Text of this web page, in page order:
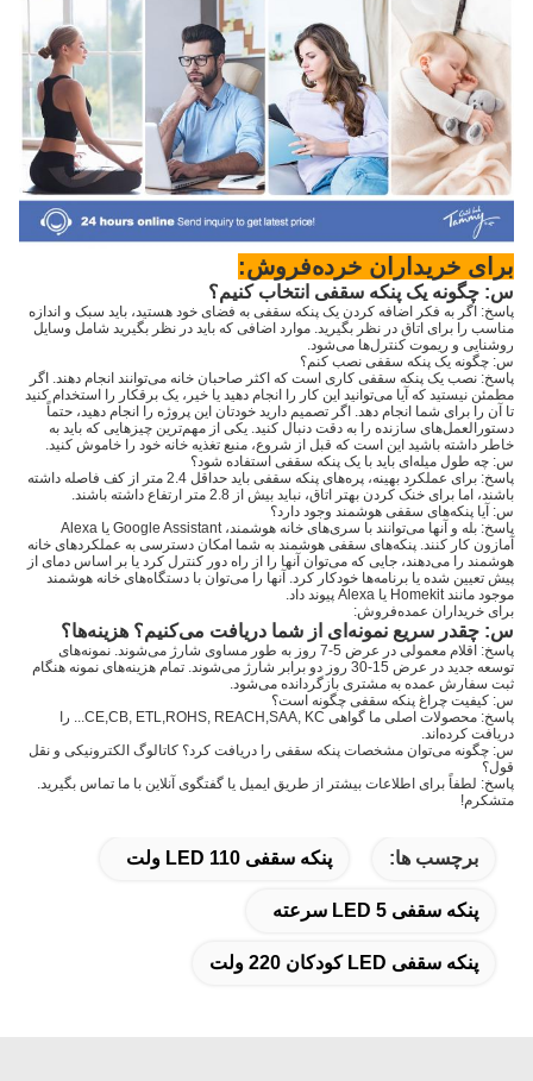
برای خریداران خرده‌فروش:
س: چگونه یک پنکه سقفی انتخاب کنیم؟
پاسخ: اگر به فکر اضافه کردن یک پنکه سقفی به فضای خود هستید، باید سبک و اندازه
مناسب را برای اتاق در نظر بگیرید. موارد اضافی که باید در نظر بگیرید شامل وسایل
روشنایی و ریموت کنترل‌ها می‌شود.
س: چگونه یک پنکه سقفی نصب کنم؟
پاسخ: نصب یک پنکه سقفی کاری است که اکثر صاحبان خانه می‌توانند انجام دهند. اگر
مطمئن نیستید که آیا می‌توانید این کار را انجام دهید یا خیر، یک برقکار را استخدام کنید
تا آن را برای شما انجام دهد. اگر تصمیم دارید خودتان این پروژه را انجام دهید، حتماً
دستورالعمل‌های سازنده را به دقت دنبال کنید. یکی از مهم‌ترین چیزهایی که باید به
خاطر داشته باشید این است که قبل از شروع، منبع تغذیه خانه خود را خاموش کنید.
س: چه طول میله‌ای باید با یک پنکه سقفی استفاده شود؟
پاسخ: برای عملکرد بهینه، پره‌های پنکه سقفی باید حداقل 2.4 متر از کف فاصله داشته
باشند، اما برای خنک کردن بهتر اتاق، نباید بیش از 2.8 متر ارتفاع داشته باشند.
س: آیا پنکه‌های سقفی هوشمند وجود دارد؟
پاسخ: بله و آنها می‌توانند با سری‌های خانه هوشمند، Google Assistant یا Alexa
آمازون کار کنند. پنکه‌های سقفی هوشمند به شما امکان دسترسی به عملکردهای خانه
هوشمند را می‌دهند، جایی که می‌توان آنها را از راه دور کنترل کرد یا بر اساس دمای از
پیش تعیین شده یا برنامه‌ها خودکار کرد. آنها را می‌توان با دستگاه‌های خانه هوشمند
موجود مانند Homekit یا Alexa پیوند داد.
برای خریداران عمده‌فروش:
س: چقدر سریع نمونه‌ای از شما دریافت می‌کنیم؟ هزینه‌ها؟
پاسخ: اقلام معمولی در عرض 5-7 روز به طور مساوی شارژ می‌شوند. نمونه‌های
توسعه جدید در عرض 15-30 روز دو برابر شارژ می‌شوند. تمام هزینه‌های نمونه هنگام
ثبت سفارش عمده به مشتری بازگردانده می‌شود.
س: کیفیت چراغ پنکه سقفی چگونه است؟
پاسخ: محصولات اصلی ما گواهی CE,CB, ETL,ROHS, REACH,SAA, KC... را
دریافت کرده‌اند.
س: چگونه می‌توان مشخصات پنکه سقفی را دریافت کرد؟ کاتالوگ الکترونیکی و نقل
قول؟
پاسخ: لطفاً برای اطلاعات بیشتر از طریق ایمیل یا گفتگوی آنلاین با ما تماس بگیرید.
متشکرم!
برچسب ها: پنکه سقفی LED 110 ولت
پنکه سقفی LED 5 سرعته
پنکه سقفی LED کودکان 220 ولت